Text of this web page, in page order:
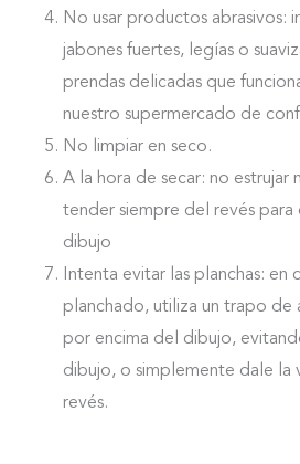
No usar productos abrasivos:
jabones fuertes, legías o
prendas delicadas que
nuestro supermercado de
No limpiar en seco.
A la hora de secar: no estrujar
tender siempre del revés para
dibujo
Intenta evitar las planchas: en
planchado, utiliza un trapo de
por encima del dibujo,
dibujo, o simplemente dale la
revés.